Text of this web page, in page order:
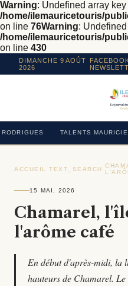
Warning: Undefined array
/home/ilemauricetouris/
on line 76Warning:
/home/ilemauricetouris/
on line 430
DIMANCHE 9 AOÛT
2026
RODRIGUES TALENTS
ACCUEIL ›TEXT_SEARCH
15 MAI, 2026
Chamarel,
l'arôme café
En début d'après-midi, la
hauteurs de Chamarel.